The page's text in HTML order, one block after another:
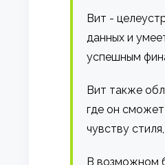
Вит -
данных и
успешным
Вит также
где он
чувству
В возможном